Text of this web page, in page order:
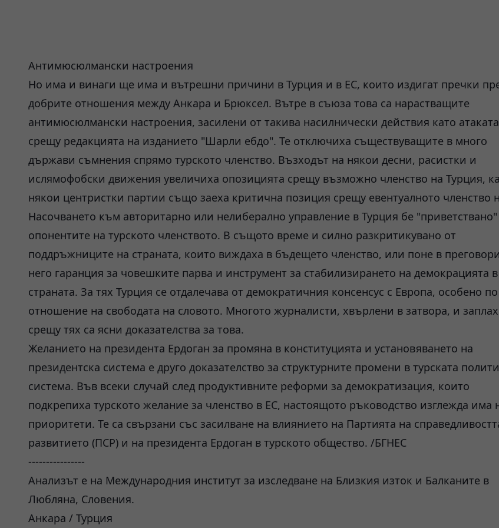
Антимюсюлмански настроения
Но има и винаги ще има и вътрешни причини в Турция и в ЕС, които издигат пречки
добрите отношения между Анкара и Брюксел. Вътре в съюза това са нарастващите
антимюсюлмански настроения, засилени от такива насилнически действия като атаката
срещу редакцията на изданието "Шарли ебдо". Те отключиха съществуващите в много
държави съмнения спрямо турското членство. Възходът на някои десни, расистки и
ислямофобски движения увеличиха опозицията срещу възможно членство на Турция,
някои центристки партии също заеха критична позиция срещу евентуалното членство
Насочването към авторитарно или нелиберално управление в Турция бе "приветствано"
опонентите на турското членството. В същото време и силно разкритикувано от
поддръжниците на страната, които виждаха в бъдещето членство, или поне в
него гаранция за човешките парва и инструмент за стабилизирането на демокрацията в
страната. За тях Турция се отдалечава от демократичния консенсус с Европа, особено по
отношение на свободата на словото. Многото журналисти, хвърлени в затвора, и
срещу тях са ясни доказателства за това.
Желанието на президента Ердоган за промяна в конституцията и установяването на
президентска система е друго доказателство за структурните промени в турската
система. Във всеки случай след продуктивните реформи за демократизация, които
подкрепиха турското желание за членство в ЕС, настоящото ръководство изглежда има
приоритети. Те са свързани със засилване на влиянието на Партията на
развитието (ПСР) и на президента Ердоган в турското общество. /БГНЕС
----------------
Анализът е на Международния институт за изследване на Близкия изток и Балканите в
Любляна, Словения.
Анкара / Турция